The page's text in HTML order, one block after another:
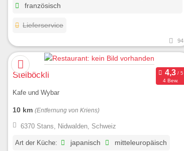
französisch
Lieferservice
94
Steiböckli
4 Bew.
Kafe und Wybar
10 km (Entfernung von Kriens)
6370 Stans, Nidwalden, Schweiz
Art der Küche: japanisch mitteleuropäisch